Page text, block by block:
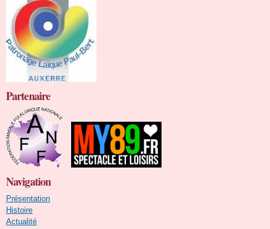
Partenaire
Navigation
Présentation
Histoire
Actualité